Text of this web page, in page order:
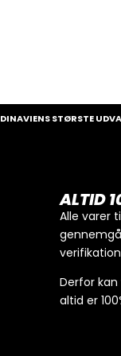
STØRSTE UDVALG
ALTID
Alle varer
Derfor
altid er